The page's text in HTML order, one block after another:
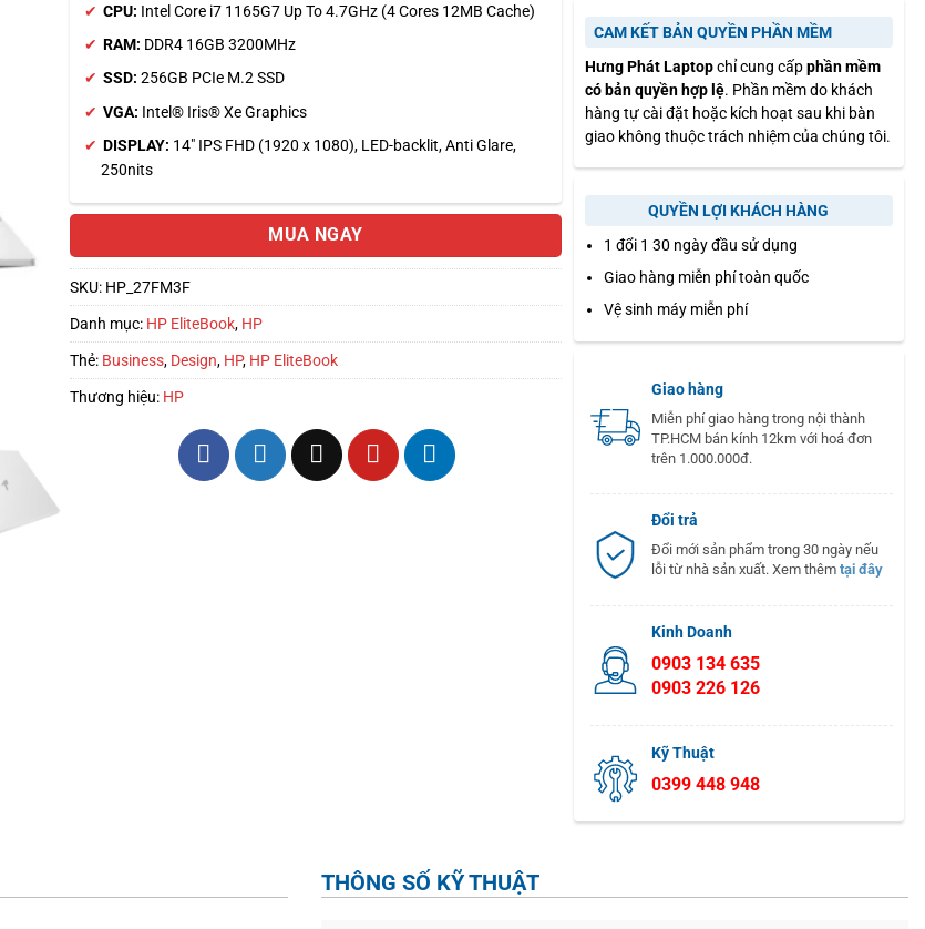
CPU: Intel Core i7 1165G7 Up To 4.7GHz (4 Cores 12MB Cache)
RAM: DDR4 16GB 3200MHz
SSD: 256GB PCIe M.2 SSD
VGA: Intel® Iris® Xe Graphics
DISPLAY: 14″ IPS FHD (1920 x 1080), LED-backlit, Anti Glare,
250nits
MUA NGAY
SKU: HP_27FM3F
Danh mục: HP EliteBook, HP
Thẻ: Business, Design, HP, HP EliteBook
Thương hiệu: HP
CAM KẾT BẢN QUYỀN PHẦN MỀM
Hưng Phát Laptopchỉ cung cấpphần mềm
có bản quyền hợp lệ. Phần mềm do khách
hàng tự cài đặt hoặc kích hoạt sau khi bàn
giao không thuộc trách nhiệm của chúng tôi.
QUYỀN LỢI KHÁCH HÀNG
1 đổi 1 30 ngày đầu sử dụng
Giao hàng miễn phí toàn quốc
Vệ sinh máy miễn phí
Giao hàng
Miễn phí giao hàng trong nội thành
TP.HCM bán kính 12km với hoá đơn
trên 1.000.000đ.
Đổi trả
Đổi mới sản phẩm trong 30 ngày nếu
lỗi từ nhà sản xuất. Xem thêm tại đây
Kinh Doanh
0903 134 635
0903 226 126
Kỹ Thuật
0399 448 948
THÔNG SỐ KỸ THUẬT